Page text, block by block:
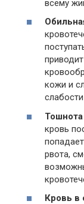
всему
кожи и
кровь
рвота,
Кровь в